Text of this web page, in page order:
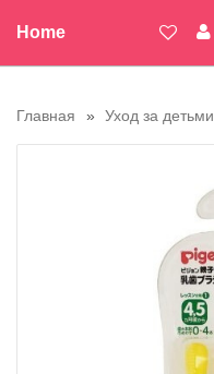
Home
Главная Уход за детьми